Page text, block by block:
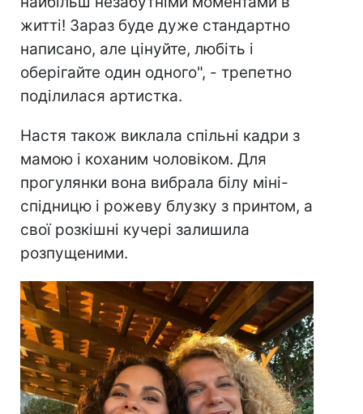
житті! Зараз буде дуже стандартно
написано, але цінуйте, любіть і
оберігайте один одного", - трепетно
поділилася артистка.
Настя також виклала спільні кадри з
мамою і коханим чоловіком. Для
прогулянки вона вибрала білу міні-
спідницю і рожеву блузку з принтом, а
свої розкішні кучері залишила
розпущеними.